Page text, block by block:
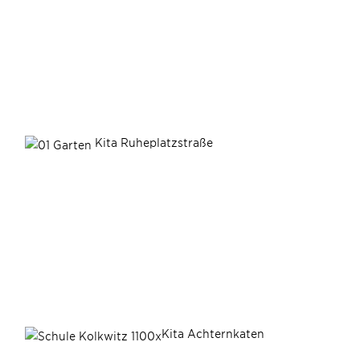
Kita Ruheplatzstraße
Kita Achternkaten